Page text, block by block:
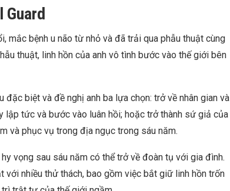
Guard
mắc bệnh u não từ nhỏ và đã trải qua phẫu thuật cùng
thuật, linh hồn của anh vô tình bước vào thế giới bên
đặc biệt và đề nghị anh ba lựa chọn: trở về nhân gian và
lập tức và bước vào luân hồi; hoặc trở thành sứ giả của
và phục vụ trong địa ngục trong sáu năm.
vọng sau sáu năm có thể trở về đoàn tụ với gia đình.
với nhiều thử thách, bao gồm việc bắt giữ linh hồn trốn